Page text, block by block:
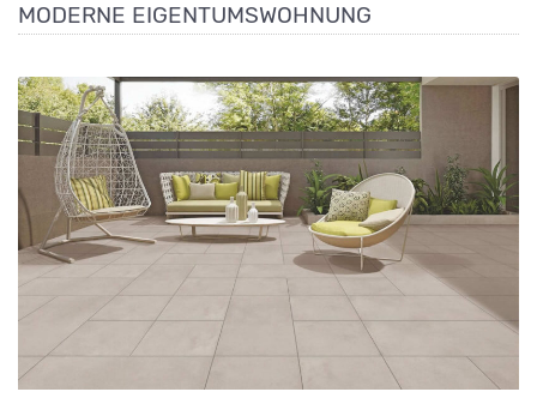
MODERNE EIGENTUMSWOHNUNG